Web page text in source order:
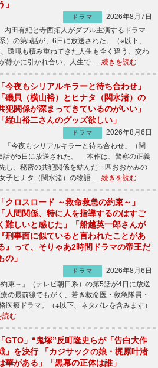
」
ドラマ
2026年8月7日
内田有紀と寺西拓人がダブル主演するドラマ
）の第5話が、6日に放送された。（※以下、
環境も積み重ねてきた人生も全く違う、交わ
静かに引かれ合い、人生で … 続きを読む
「今夜もシリアルキラーと待ち合わせ」
「磯貝（横山裕）とヒナタ（関水渚）の
犯関係が深まってきているのがいい」
「縦山裕二さんのグッズ欲しい」
ドラマ
2026年8月6日
「今夜もシリアルキラーと待ち合わせ」（関
話が5日に放送された。 本作は、警察の正義
し、秘密の共犯関係を結んだ一匹おおかみの
子ヒナタ（関水渚）の物語 … 続きを読む
「クロスロード ～救命救急の約束～」
「人間関係、特に人を指導するのはすご
難しいと感じた」「船越英一郎さんが
『刑事面に似ていると言われたことがあ
』って、そりゃあ2時間ドラマの帝王だ
の」
ドラマ
2026年8月6日
束～」（テレビ朝日系）の第5話が4日に放送
最前線でもがく、若き救命医・救急隊員・
医療ドラマ。（※以下、ネタバレを含みます）
読む
「GTO」“鬼塚”反町隆史らが「告白大作
」を決行 「カジサックの娘・梶原叶渚
華がある」「黒幕の正体は誰」